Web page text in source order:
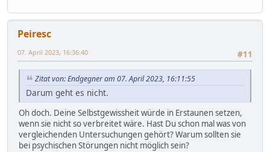
Peiresc
#11
07. April 2023, 16:36:40
Zitat von: Endgegner am 07. April 2023, 16:11:55
Darum geht es nicht.
Oh doch. Deine Selbstgewissheit würde in Erstaunen setzen,
wenn sie nicht so verbreitet wäre. Hast Du schon mal was von
vergleichenden Untersuchungen gehört? Warum sollten sie
bei psychischen Störungen nicht möglich sein?